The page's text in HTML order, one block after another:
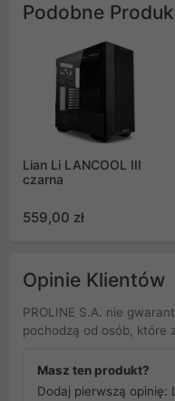
Podobne
Lian Li LANCOOL III
czarna
559,00 zł
Opinie Klientów
PROLINE S.A. nie
pochodzą od osób, które
Masz ten produkt?
Dodaj pierwszą opinię: